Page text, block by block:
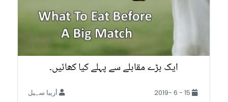
ایک بڑے مقابلے سے پہلے کیا کھائیں۔
أريبا سہیل